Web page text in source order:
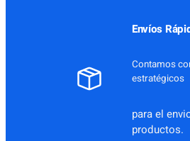
Envíos
Contamos
estratégicos
para el
productos.